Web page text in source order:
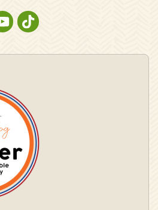
OP INSTAGRAM
OP PINTEREST
NATURESCANNER OP YOUTUBE
NATURESCANNER OP TIKTOK